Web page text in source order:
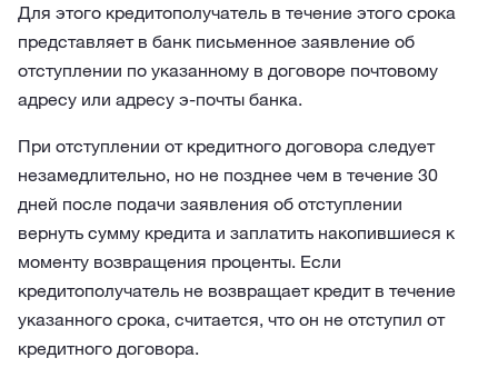
Для этого кредитополучатель в течение этого срока
представляет в банк письменное заявление об
отступлении по указанному в договоре почтовому
адресу или адресу э-почты банка.
При отступлении от кредитного договора следует
незамедлительно, но не позднее чем в течение 30
дней после подачи заявления об отступлении
вернуть сумму кредита и заплатить накопившиеся к
моменту возвращения проценты. Если
кредитополучатель не возвращает кредит в течение
указанного срока, считается, что он не отступил от
кредитного договора.